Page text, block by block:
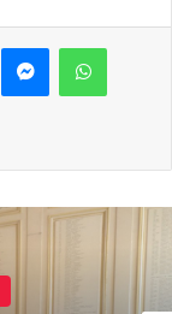
Messenger
société